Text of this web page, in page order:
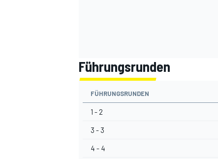
Führungsrunden
FÜHRUNGSRUNDEN
1 - 2
3 - 3
4 - 4